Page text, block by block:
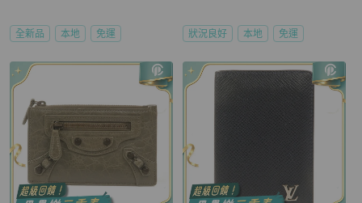
全新品 本地 免運 狀況良好 本地 免運